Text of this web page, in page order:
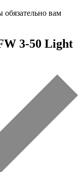
вам
3-50 Light